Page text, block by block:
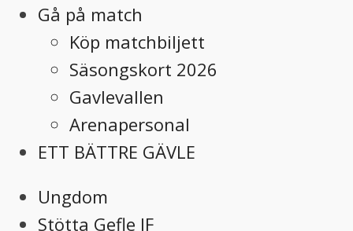
Gå på match
Köp matchbiljett
Säsongskort 2026
Gavlevallen
Arenapersonal
ETT BÄTTRE GÄVLE
Ungdom
Stötta Gefle IF